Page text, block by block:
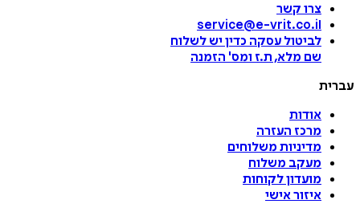
צרו קשר
service@e-vrit.co.il
לביטול עסקה כדין יש לשלוח
שם מלא, ת.ז ומס' הזמנה
עברית
אודות
מרכז העזרה
מדיניות משלוחים
מעקב משלוח
מועדון לקוחות
איזור אישי